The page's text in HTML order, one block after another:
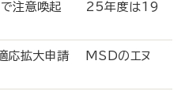
いで注意喚起 25年度は19
応拡大申請 MSDのエヌ